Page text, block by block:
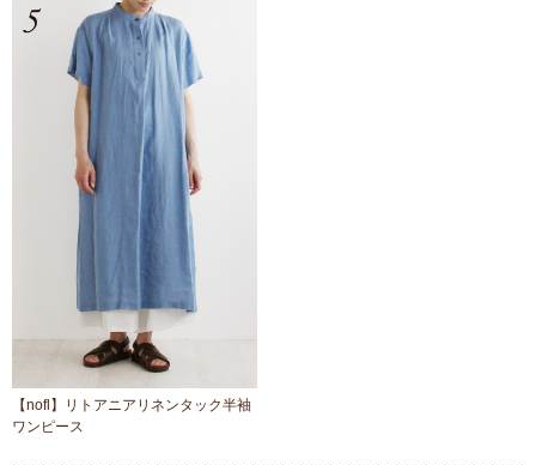
【nofl】リトアニアリネンタック半袖
ワンピース